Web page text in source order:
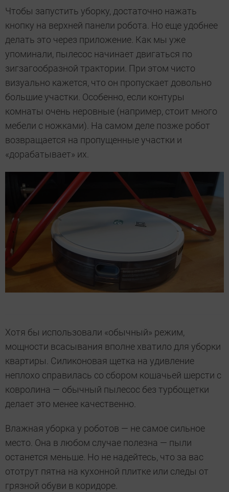
Чтобы запустить уборку, достаточно нажать
кнопку на верхней панели робота. Но еще удобнее
делать это через приложение. Как мы уже
упоминали, пылесос начинает двигаться по
зигзагообразной трактории. При этом чисто
визуально кажется, что он пропускает довольно
большие участки. Особенно, если контуры
комнаты очень неровные (например, стоит много
мебели с ножками). На самом деле позже робот
возвращается на пропущенные участки и
«дорабатывает» их.
Хотя бы использовали «обычный» режим,
мощности всасывания вполне хватило для уборки
квартиры. Силиконовая щетка на удивление
неплохо справилась со сбором кошачьей шерсти с
ковролина — обычный пылесос без турбощетки
делает это менее качественно.
Влажная уборка у роботов — не самое сильное
место. Она в любом случае полезна — пыли
останется меньше. Но не надейтесь, что за вас
ототрут пятна на кухонной плитке или следы от
грязной обуви в коридоре.